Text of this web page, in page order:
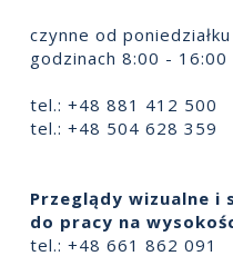
czynne od
godzinach 8:00 - 16:00
tel.: +48 881 412 500
tel.: +48 504 628 359
Przeglądy wizualne i
do pracy na
tel.: +48 661 862 091